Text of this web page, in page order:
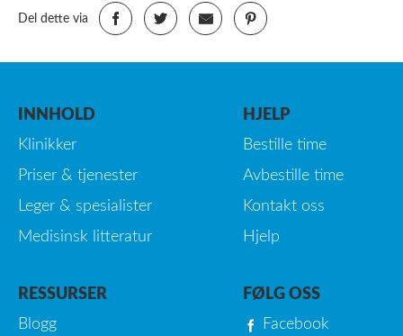
Del dette via
INNHOLD
Klinikker
Priser & tjenester
Leger & spesialister
Medisinsk litteratur
HJELP
Bestille time
Avbestille time
Kontakt oss
Hjelp
RESSURSER
Blogg
FØLG OSS
Facebook